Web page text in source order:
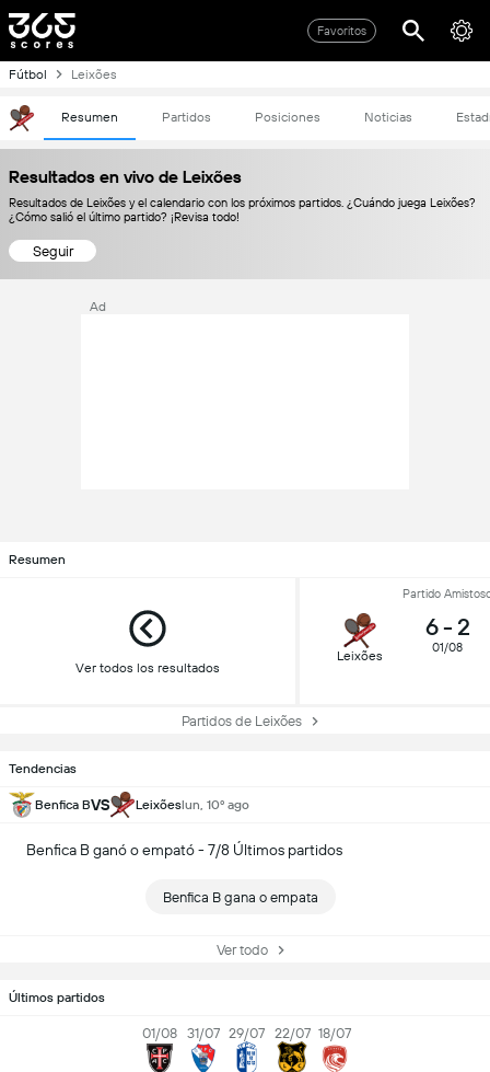
Favoritos
Fútbol Leixões
Resumen Partidos Posiciones Noticias
Resultados en vivo de Leixões
Resultados de Leixões y el calendario con los próximos partidos. ¿Cuándo juega Leixões?
¿Cómo salió el último partido? ¡Revisa todo!
Seguir
Ad
Resumen
Ver todos los resultados
Partido
Leixões
6- 2
01/08
Partidos de Leixões
Últimos partidos
01/08 31/07 29/07 22/07 18/07
Tendencias
Benfica BVS Leixõeslun, 10º ago
Benfica B ganó o empató - 7/8 Últimos partidos
Benfica B gana o empata
Ver todo